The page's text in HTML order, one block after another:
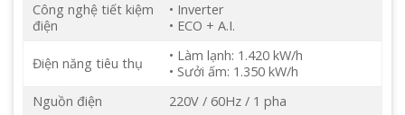
Công nghệ tiết kiệm
điện
• Inverter
• ECO + A.I.
Điện năng tiêu thụ
• Làm lạnh: 1.420 kW/h
• Sưởi ấm: 1.350 kW/h
Nguồn điện
220V / 60Hz / 1 pha